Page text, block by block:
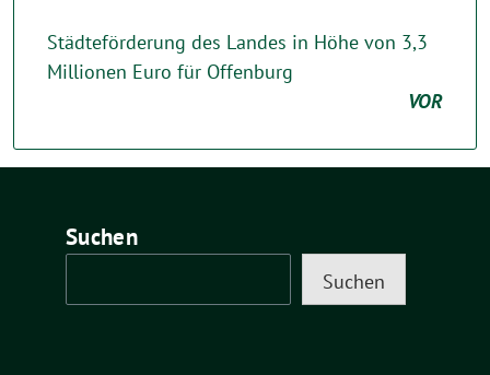
Städteförderung des Landes in Höhe von 3,3
Millionen Euro für Offenburg
VOR
Suchen
Suchen